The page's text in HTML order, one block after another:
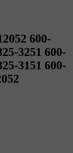
600-
3251 600-
3151 600-